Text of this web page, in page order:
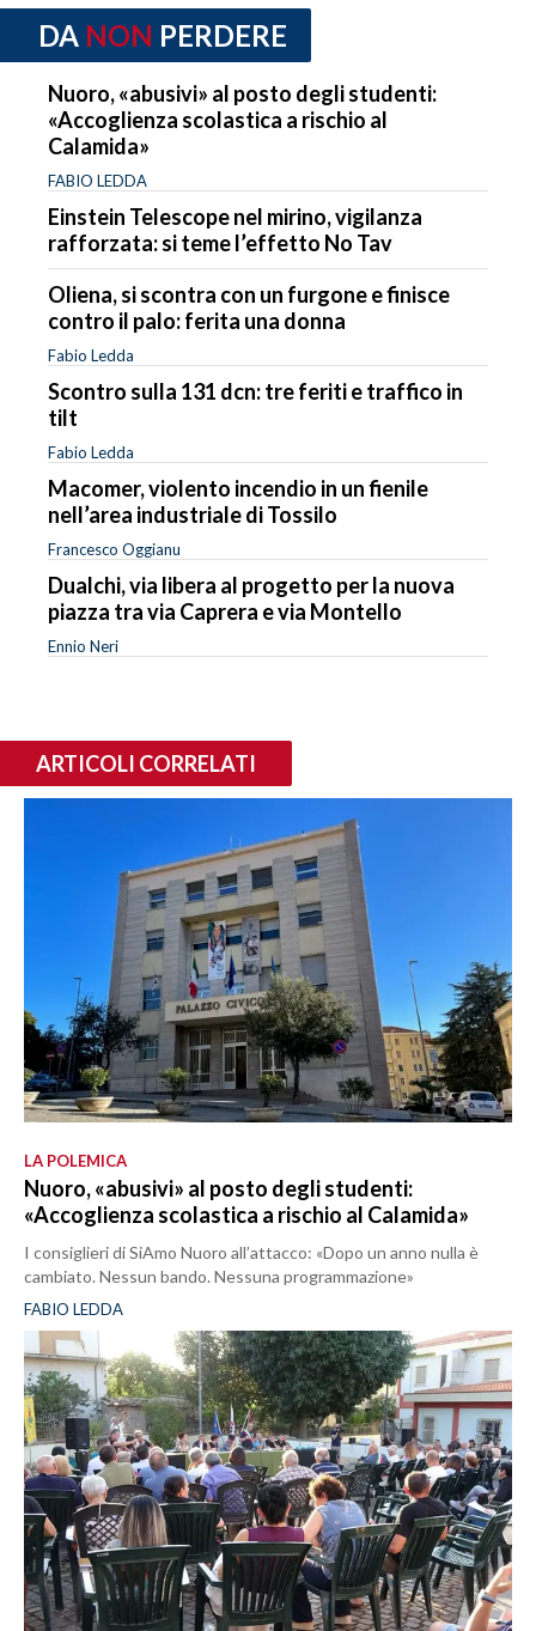
DA NON PERDERE
Nuoro, «abusivi» al posto degli studenti:
«Accoglienza scolastica a rischio al
Calamida»
FABIO LEDDA
Einstein Telescope nel mirino, vigilanza
rafforzata: si teme l’effetto No Tav
Oliena, si scontra con un furgone e finisce
contro il palo: ferita una donna
Fabio Ledda
Scontro sulla 131 dcn: tre feriti e traffico in
tilt
Fabio Ledda
Macomer, violento incendio in un fienile
nell’area industriale di Tossilo
Francesco Oggianu
Dualchi, via libera al progetto per la nuova
piazza tra via Caprera e via Montello
Ennio Neri
ARTICOLI CORRELATI
LA POLEMICA
Nuoro, «abusivi» al posto degli studenti:
«Accoglienza scolastica a rischio al Calamida»
I consiglieri di SiAmo Nuoro all’attacco: «Dopo un anno nulla è
cambiato. Nessun bando. Nessuna programmazione»
FABIO LEDDA